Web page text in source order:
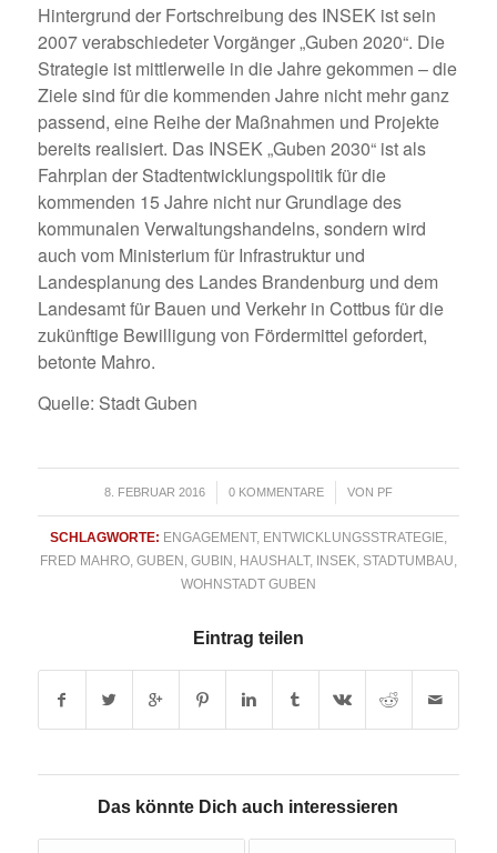
Hintergrund der Fortschreibung des INSEK ist sein
2007 verabschiedeter Vorgänger „Guben 2020“. Die
Strategie ist mittlerweile in die Jahre gekommen – die
Ziele sind für die kommenden Jahre nicht mehr ganz
passend, eine Reihe der Maßnahmen und Projekte
bereits realisiert. Das INSEK „Guben 2030“ ist als
Fahrplan der Stadtentwicklungspolitik für die
kommenden 15 Jahre nicht nur Grundlage des
kommunalen Verwaltungshandelns, sondern wird
auch vom Ministerium für Infrastruktur und
Landesplanung des Landes Brandenburg und dem
Landesamt für Bauen und Verkehr in Cottbus für die
zukünftige Bewilligung von Fördermittel gefordert,
betonte Mahro.
Quelle: Stadt Guben
8. FEBRUAR 2016
/ 0 KOMMENTARE
/ VON PF
SCHLAGWORTE: ENGAGEMENT, ENTWICKLUNGSSTRATEGIE,
FRED MAHRO, GUBEN GUBIN HAUSHALT, INSEK STADTUMBAU
WOHNSTADT GUBEN
Eintrag teilen
Das könnte Dich auch interessieren